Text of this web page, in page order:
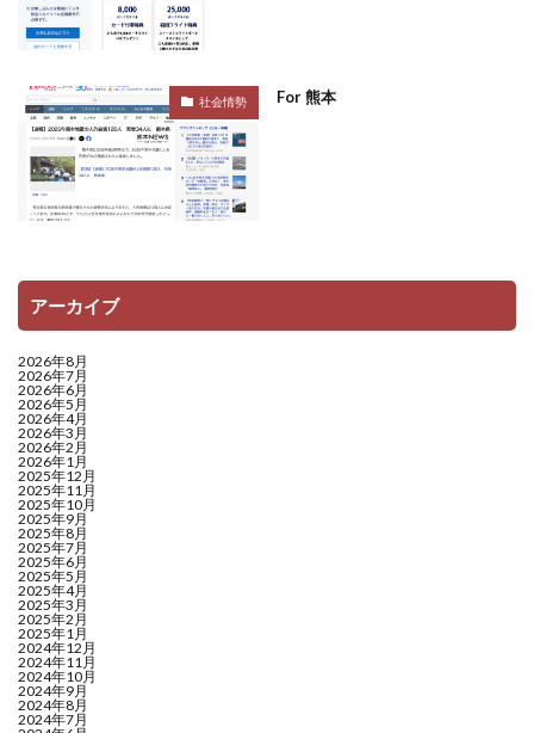
社会情勢 For 熊本
アーカイブ
2026年8月
2026年7月
2026年6月
2026年5月
2026年4月
2026年3月
2026年2月
2026年1月
2025年12月
2025年11月
2025年10月
2025年9月
2025年8月
2025年7月
2025年6月
2025年5月
2025年4月
2025年3月
2025年2月
2025年1月
2024年12月
2024年11月
2024年10月
2024年9月
2024年8月
2024年7月